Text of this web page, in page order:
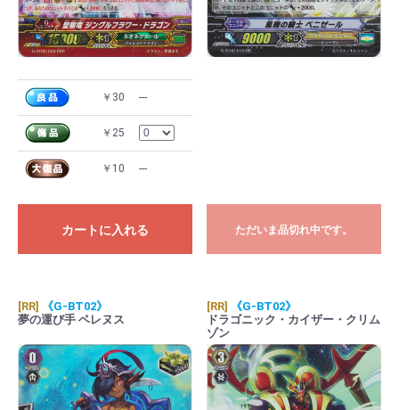
￥30 ---
￥25
￥10 ---
カートに入れる ただいま品切れ中です。
[RR]
《G-BT02》
夢の運び手 ベレヌス
[RR]
《G-BT02》
ドラゴニック・カイザー・クリム
ゾン